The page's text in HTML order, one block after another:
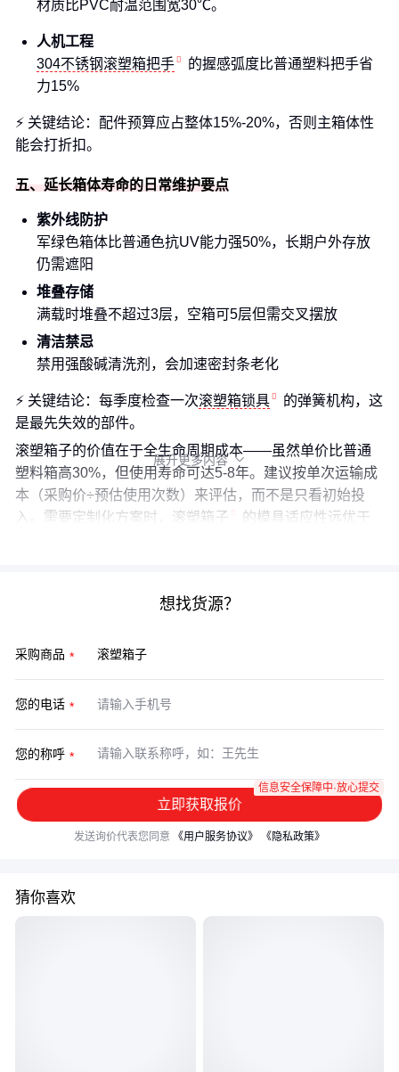
材质比PVC耐温范围宽30℃。
人机工程
304不锈钢滚塑箱把手
的握感弧度比普通塑料把手省
力15%
⚡ 关键结论：配件预算应占整体15%-20%，否则主箱体性
能会打折扣。
五、延长箱体寿命的日常维护要点
紫外线防护
军绿色箱体比普通色抗UV能力强50%，长期户外存放
仍需遮阳
堆叠存储
满载时堆叠不超过3层，空箱可5层但需交叉摆放
清洁禁忌
禁用强酸碱清洗剂，会加速密封条老化
⚡ 关键结论：每季度检查一次滚塑箱锁具
的弹簧机构，这
是最先失效的部件。
滚塑箱子的价值在于全生命周期成本——虽然单价比普通
塑料箱高30%，但使用寿命可达5-8年。建议按单次运输成
本（采购价÷预估使用次数）来评估，而不是只看初始投
入。需要定制化方案时，
滚塑箱子
的模具适应性远优于
展开更多内容 
想找货源？
采购商品
您的电话
您的称呼
立即获取报价
信息安全保障中·放心提交
发送询价代表您同意 《用户服务协议》 《隐私政策》
猜你喜欢